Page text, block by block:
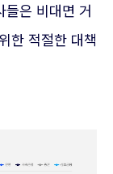
들은 비대면 거
한 적절한 대책